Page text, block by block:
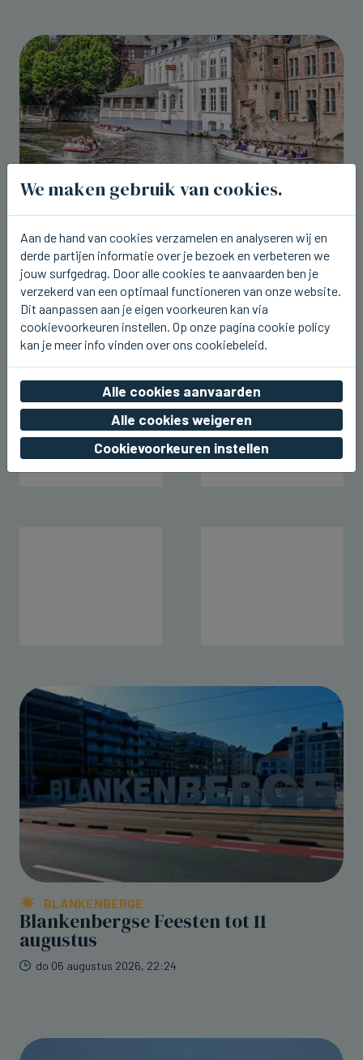
BRUGGE
Brugge lokte in juli 850.000 toeristen
do 06 augustus 2026, 23:48
BLANKENBERGE
Blankenbergse Feesten tot 11
augustus
do 06 augustus 2026, 22:24
We maken gebruik van cookies.
Aan de hand van cookies verzamelen en analyseren wij en
derde partijen informatie over je bezoek en verbeteren we
jouw surfgedrag. Door alle cookies te aanvaarden ben je
verzekerd van een optimaal functioneren van onze website.
Dit aanpassen aan je eigen voorkeuren kan via
cookievoorkeuren instellen. Op onze pagina cookie policy
kan je meer info vinden over ons cookiebeleid.
Alle cookies aanvaarden
Alle cookies weigeren
Cookievoorkeuren instellen